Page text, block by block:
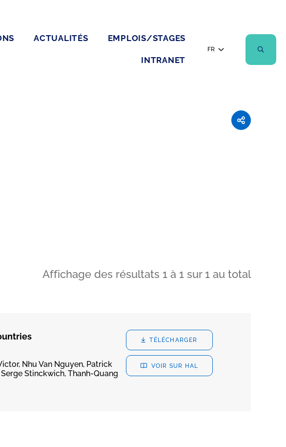
ACTUALITÉS EMPLOIS/STAGES
INTRANET
FR
Affichage des résultats 1 à 1 sur 1 au total
Nhu Van Nguyen, Patrick
Stinckwich, Thanh-Quang
TÉLÉCHARGER
VOIR SUR HAL